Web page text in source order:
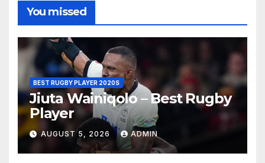
You missed
BEST RUGBY PLAYER 2020S
Jiuta Wainiqolo – Best Rugby
Player
AUGUST 5, 2026 ADMIN